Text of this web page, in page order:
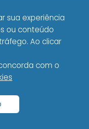
garantindo
com o
sua experiência
ou conteúdo
Ao clicar
com o